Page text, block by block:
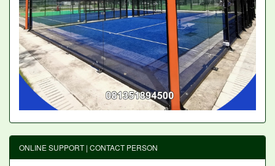
ONLINE SUPPORT | CONTACT PERSON